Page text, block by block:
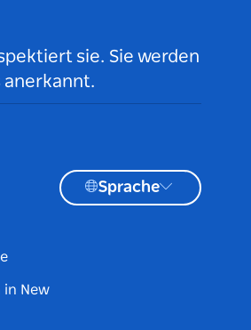
sie. Sie werden
anerkannt.
New
Sprache